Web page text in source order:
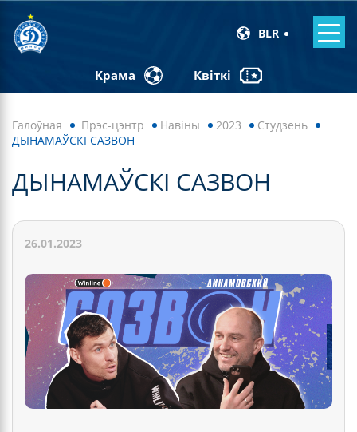
BLR
Крама Квіткі
Галоўная Прэс-цэнтр Навiны 2023
Студзень
ДЫНАМАЎСКІ САЗВОН
ДЫНАМАЎСКІ САЗВОН
26.01.2023